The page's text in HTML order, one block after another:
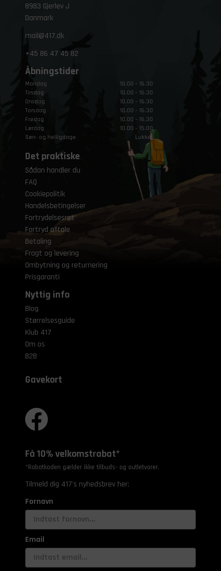
8983 Gjerlev J
Danmark
mail@417.dk
+45 86 47 45 82
Åbningstider
Mandag
10.00 – 16.30
Tirsdag
10.00 – 16.30
Onsdag
10.00 – 16.30
Torsdag
10.00 – 16.30
Fredag
10.00 – 16.30
Lørdag
10.00 – 15.00
Søn- og helligdage
Lukket
Det praktiske
Sådan handler du
FAQ
Cookiepolitik
Handelsbetingelser
Fortrydelsesret
Fortryd aftale
Betaling
Fragt og levering
Ombytning og returnering
Prisgaranti
Nyttig info
Blog
Størrelsesguide
Klub 417
Om os
B2B
Gavekort
Få 10% velkomstrabat*
*Rabatkoden gælder ikke tilbuds- og outletvarer.
Tilmeld dig 417's nyhedsbrev her:
Fornavn
Email